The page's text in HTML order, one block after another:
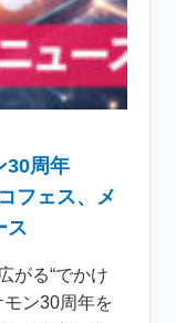
30周年
フェス、メ
ス
がる“でかけ
モン30周年を